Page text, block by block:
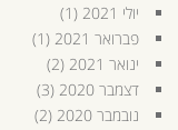
יולי 2021
(1)
פברואר 2021
(1)
ינואר 2021
(2)
דצמבר 2020
(3)
נובמבר 2020
(2)